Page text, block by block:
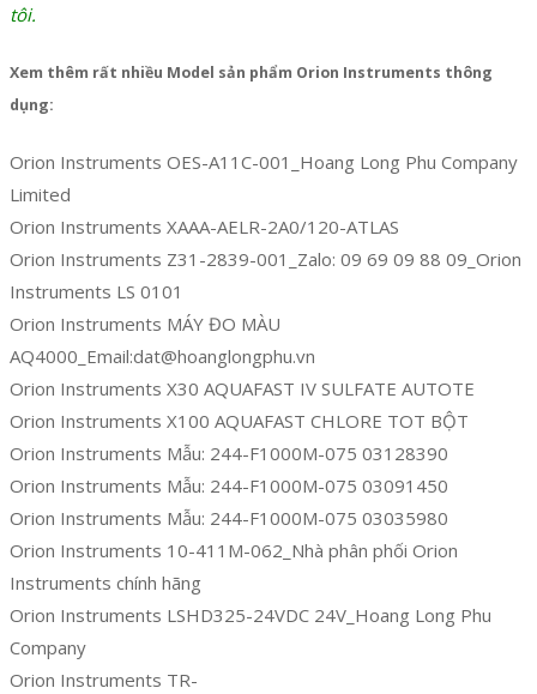
tôi.
Xem thêm rất nhiều Model sản phẩm Orion Instruments thông
dụng:
Orion Instruments OES-A11C-001_Hoang Long Phu Company
Limited
Orion Instruments XAAA-AELR-2A0/120-ATLAS
Orion Instruments Z31-2839-001_Zalo: 09 69 09 88 09_Orion
Instruments LS 0101
Orion Instruments MÁY ĐO MÀU
AQ4000_Email:dat@hoanglongphu.vn
Orion Instruments X30 AQUAFAST IV SULFATE AUTOTE
Orion Instruments X100 AQUAFAST CHLORE TOT BỘT
Orion Instruments Mẫu: 244-F1000M-075 03128390
Orion Instruments Mẫu: 244-F1000M-075 03091450
Orion Instruments Mẫu: 244-F1000M-075 03035980
Orion Instruments 10-411M-062_Nhà phân phối Orion
Instruments chính hãng
Orion Instruments LSHD325-24VDC 24V_Hoang Long Phu
Company
Orion Instruments TR-